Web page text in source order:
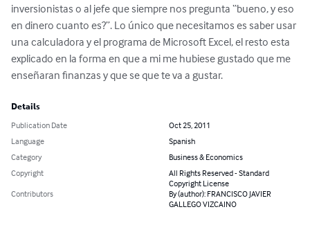
inversionistas o al jefe que siempre nos pregunta “bueno, y eso
en dinero cuanto es?”. Lo único que necesitamos es saber usar
una calculadora y el programa de Microsoft Excel, el resto esta
explicado en la forma en que a mi me hubiese gustado que me
enseñaran finanzas y que se que te va a gustar.
Details
Publication Date
Oct 25, 2011
Language
Spanish
Category
Business & Economics
Copyright
All Rights Reserved - Standard
Copyright License
Contributors
By (author): FRANCISCO JAVIER
GALLEGO VIZCAINO